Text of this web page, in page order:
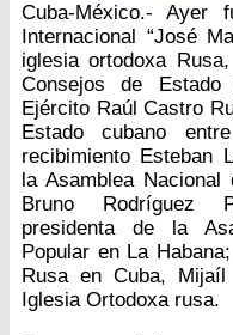
Cuba-México.- Ayer
Internacional “José
iglesia ortodoxa
Consejos de
Ejército Raúl Castro
Estado cubano
recibimiento Esteban
la Asamblea
Bruno Rodríguez
presidenta de la
Popular en La
Rusa en Cuba,
Iglesia Ortodoxa rusa.